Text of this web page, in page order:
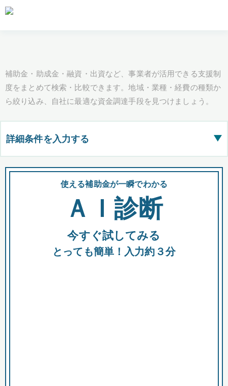
補助金・助成金・融資・出資など、事業者が活用できる支援制
度をまとめて検索・比較できます。地域・業種・経費の種類か
ら絞り込み、自社に最適な資金調達手段を見つけましょう。
詳細条件を入力する ▶
都道府県
全国の検索結果を含めて表示
助成金 融資 出資
使える補助金が一瞬でわかる
ＡＩ診断
今すぐ試してみる
とっても簡単！入力約３分